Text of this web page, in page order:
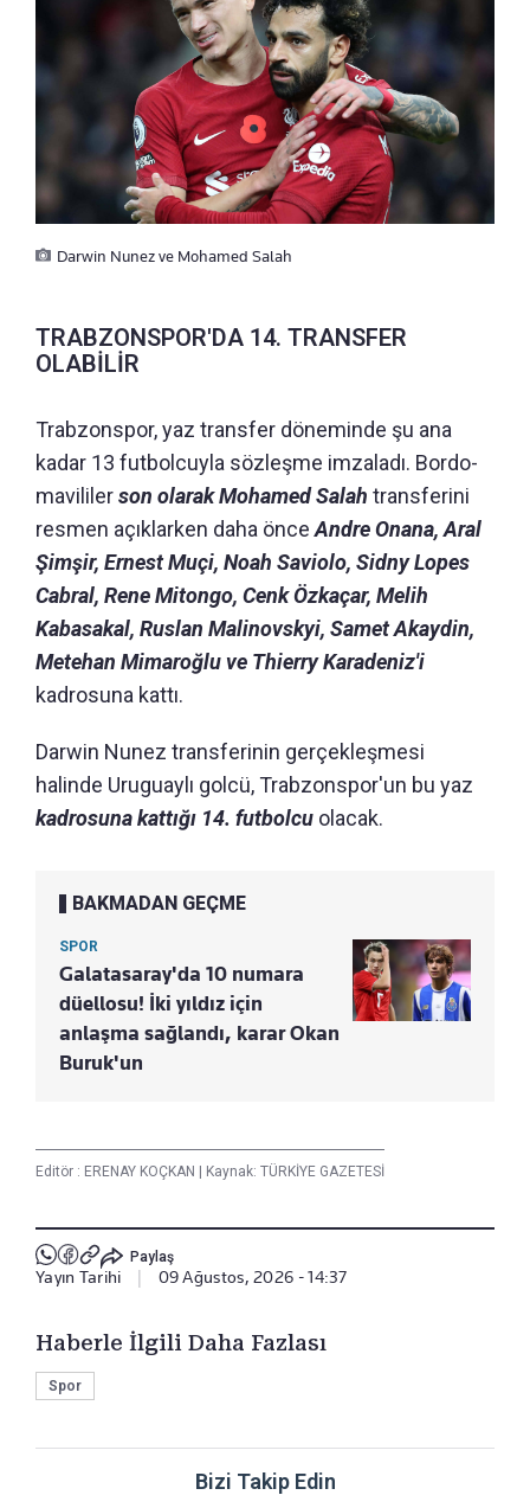
Darwin Nunez ve Mohamed Salah
TRABZONSPOR'DA 14. TRANSFER
OLABİLİR
Trabzonspor, yaz transfer döneminde şu ana
kadar 13 futbolcuyla sözleşme imzaladı. Bordo-
mavililerson olarak Mohamed Salah transferini
resmen açıklarken daha önceAndre Onana, Aral
Şimşir, Ernest Muçi, Noah Saviolo, Sidny Lopes
Cabral, Rene Mitongo, Cenk Özkaçar, Melih
Kabasakal, Ruslan Malinovskyi, Samet Akaydin,
Metehan Mimaroğlu ve Thierry Karadeniz'i
kadrosuna kattı.
Darwin Nunez transferinin gerçekleşmesi
halinde Uruguaylı golcü, Trabzonspor'un bu yaz
kadrosuna kattığı 14. futbolcu olacak.
BAKMADAN GEÇME
SPOR
Galatasaray'da 10 numara
düellosu! İki yıldız için
anlaşma sağlandı, karar Okan
Buruk'un
Editör : ERENAY KOÇKAN Kaynak: TÜRKİYE GAZETESİ
Paylaş
Yayın Tarihi 09 Ağustos, 2026 - 14:37
Haberle İlgili Daha Fazlası
Spor
Bizi Takip Edin